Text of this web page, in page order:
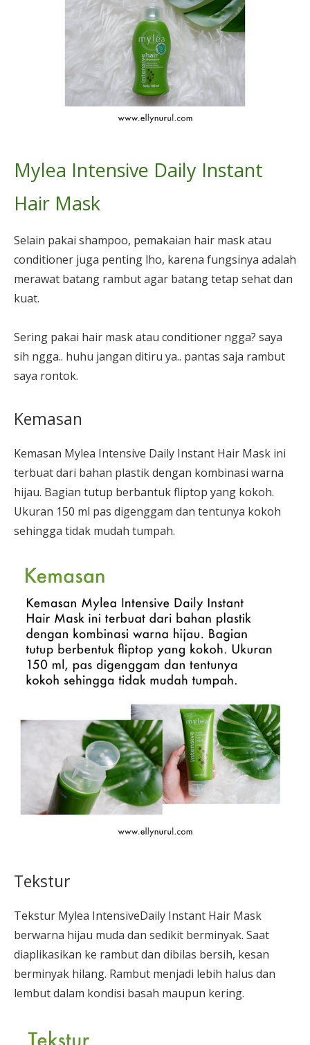
Mylea Intensive Daily Instant
Hair Mask
Selain pakai shampoo, pemakaian hair mask atau
conditioner juga penting lho, karena fungsinya adalah
merawat batang rambut agar batang tetap sehat dan
kuat.
Sering pakai hair mask atau conditioner ngga? saya
sih ngga.. huhu jangan ditiru ya.. pantas saja rambut
saya rontok.
Kemasan
Kemasan Mylea Intensive Daily Instant Hair Mask ini
terbuat dari bahan plastik dengan kombinasi warna
hijau. Bagian tutup berbantuk fliptop yang kokoh.
Ukuran 150 ml pas digenggam dan tentunya kokoh
sehingga tidak mudah tumpah.
Tekstur
Tekstur Mylea IntensiveDaily Instant Hair Mask
berwarna hijau muda dan sedikit berminyak. Saat
diaplikasikan ke rambut dan dibilas bersih, kesan
berminyak hilang. Rambut menjadi lebih halus dan
lembut dalam kondisi basah maupun kering.